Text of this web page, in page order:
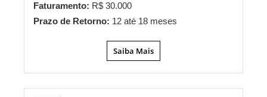
Faturamento: R$ 30.000
Prazo de Retorno: 12 até 18 meses
Saiba Mais